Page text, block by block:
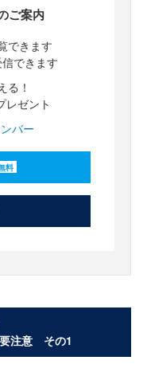
ご案内
できます
できます
る！
レゼント
バー
料
注意 その1